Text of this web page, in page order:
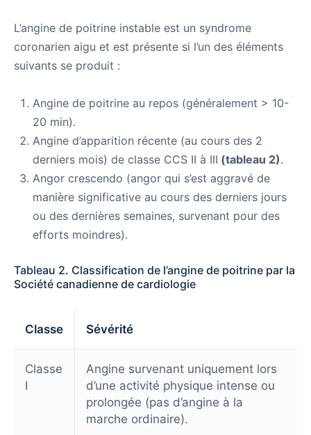
L’angine de poitrine instable est un syndrome
coronarien aigu et est présente si l’un des éléments
suivants se produit :
Angine de poitrine au repos (généralement > 10-
20 min).
Angine d’apparition récente (au cours des 2
derniers mois) de classe CCS II à III (tableau 2).
Angor crescendo (angor qui s’est aggravé de
manière significative au cours des derniers jours
ou des dernières semaines, survenant pour des
efforts moindres).
Tableau 2. Classification de l’angine de poitrine par la
Société canadienne de cardiologie
Classe Sévérité
Classe
I
Angine survenant uniquement lors
d’une activité physique intense ou
prolongée (pas d’angine à la
marche ordinaire).